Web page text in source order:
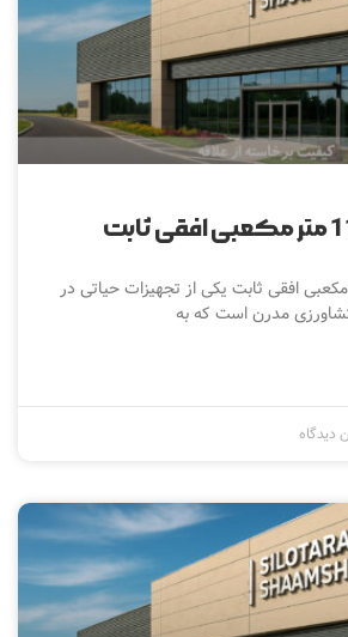
11 متر مکعبی افقی ثابت یکی از تجهیزات حیاتی در
مدرن است که به
دیدگاه